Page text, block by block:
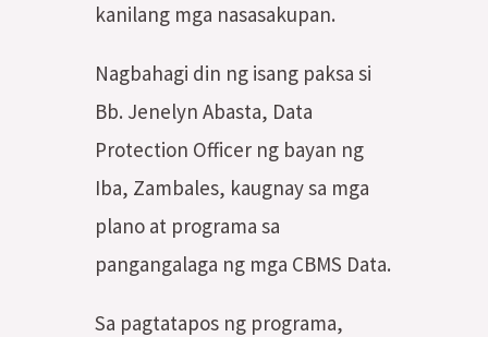
kanilang mga nasasakupan.
Nagbahagi din ng isang paksa si
Bb. Jenelyn Abasta, Data
Protection Officer ng bayan ng
Iba, Zambales, kaugnay sa mga
plano at programa sa
pangangalaga ng mga CBMS Data.
Sa pagtatapos ng programa,